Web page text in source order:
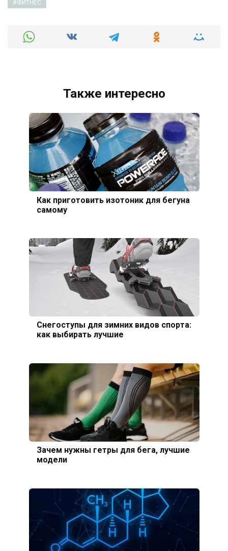
ФИТНЕС
Также интересно
Как приготовить изотоник для бегуна
самому
Снегоступы для зимних видов спорта:
как выбирать лучшие
Зачем нужны гетры для бега, лучшие
модели